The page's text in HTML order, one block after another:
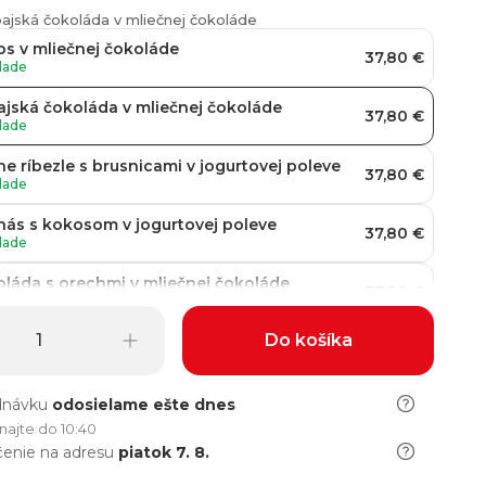
čokoláda v mliečnej čokoláde
v mliečnej čokoláde 37,80 €
čokoláda v mliečnej čokoláde 37,80 €
ríbezle s brusnicami v jogurtovej poleve 37,80 €
s kokosom v jogurtovej poleve 37,80 €
s orechmi v mliečnej čokoláde
koláč v mliečnej čokoláde
s papájou v jogurtovej poleve 37,80 €
s mandľami v mliečnej čokoláde
Do košíka
odosielame ešte dnes
do 10:40
na adresu piatok 7. 8.